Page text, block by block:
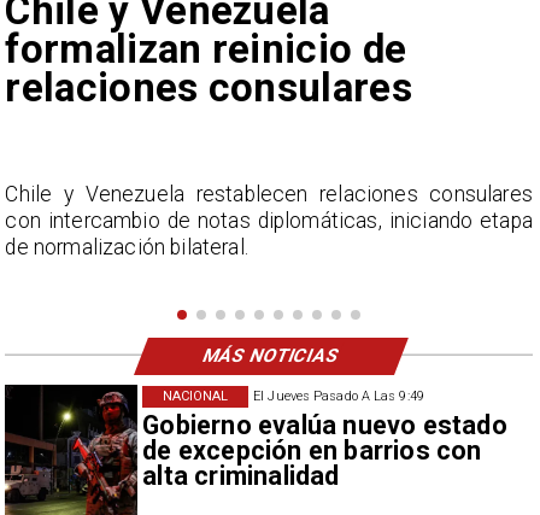
El Jueves Pasado A Las 9:49
Gobierno evalúa nuevo estado
de excepción en barrios con
alta criminalidad
NACIONAL
Feriantes rechazan dichos
de Camila Flores sobre
Fabiola Campillai
La Confederación Nacional de Ferias Libres
considera inaceptable que se refieran a
Campillai como 'señora de feria', expresión
MÁS NOTICIAS